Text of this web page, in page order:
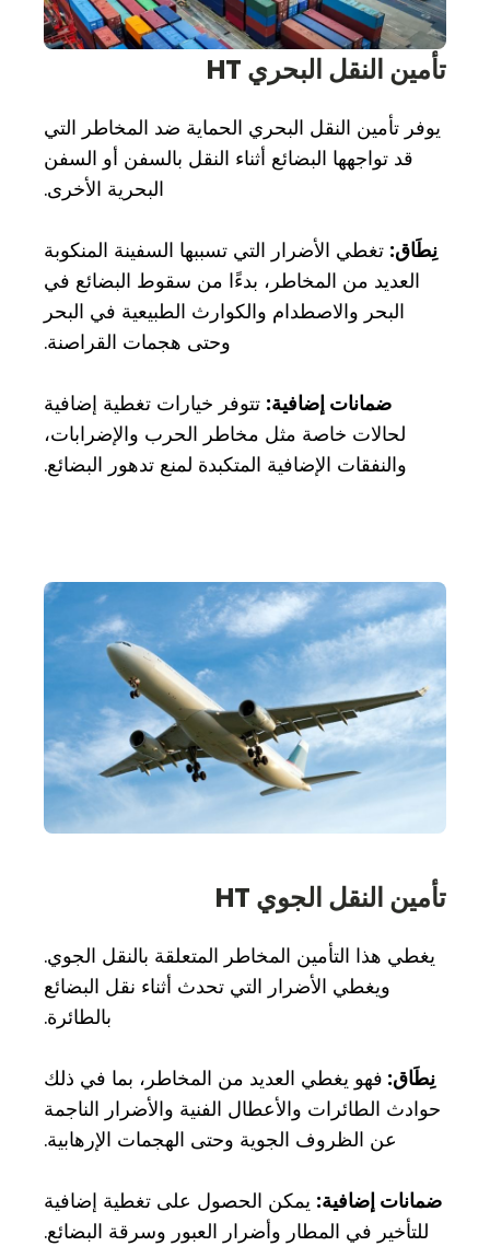
تأمين النقل البحري HT
يوفر تأمين النقل البحري الحماية ضد المخاطر التي
قد تواجهها البضائع أثناء النقل بالسفن أو السفن
البحرية الأخرى.
نِطَاق: تغطي الأضرار التي تسببها السفينة المنكوبة
العديد من المخاطر، بدءًا من سقوط البضائع في
البحر والاصطدام والكوارث الطبيعية في البحر
وحتى هجمات القراصنة.
ضمانات إضافية: تتوفر خيارات تغطية إضافية
لحالات خاصة مثل مخاطر الحرب والإضرابات،
والنفقات الإضافية المتكبدة لمنع تدهور البضائع.
تأمين النقل الجوي HT
يغطي هذا التأمين المخاطر المتعلقة بالنقل الجوي.
ويغطي الأضرار التي تحدث أثناء نقل البضائع
بالطائرة.
نِطَاق: فهو يغطي العديد من المخاطر، بما في ذلك
حوادث الطائرات والأعطال الفنية والأضرار الناجمة
عن الظروف الجوية وحتى الهجمات الإرهابية.
ضمانات إضافية: يمكن الحصول على تغطية إضافية
للتأخير في المطار وأضرار العبور وسرقة البضائع.